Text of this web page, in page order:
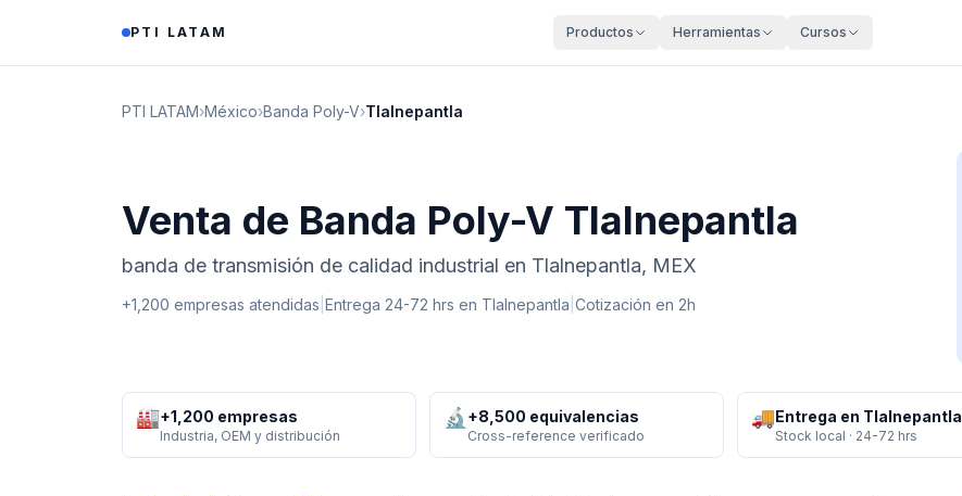
PTI LATAM Productos Herramientas Cursos
PTI LATAM›México›Banda Poly-V›Tlalnepantla
Venta de Banda Poly-V Tlalnepantla
banda de transmisión de calidad industrial en Tlalnepantla, MEX
+1,200 empresas atendidas Entrega 24-72 hrs en Tlalnepantla Cotización en 2h
🏭+1,200 empresas
Industria, OEM y distribución
🔬 +8,500 equivalencias
Cross-reference verificado
🚚Entrega en Tlalnepantla
Stock local · 24-72 hrs